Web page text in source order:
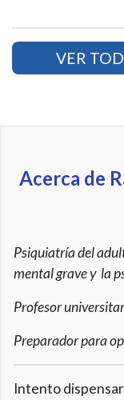
VER
Acerca de
Psiquiatría del
mental grave y la
Profesor
Preparador para
Intento